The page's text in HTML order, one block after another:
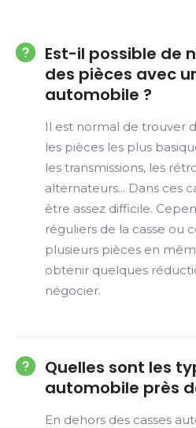
Est-il possible de
des pièces avec
automobile ?
Il est normal de trouver
les pièces les plus
les transmissions, les
alternateurs... Dans ces
être assez difficile.
réguliers de la casse ou
plusieurs pièces en
obtenir quelques
négocier.
Quelles sont les
automobile près
En dehors des casses